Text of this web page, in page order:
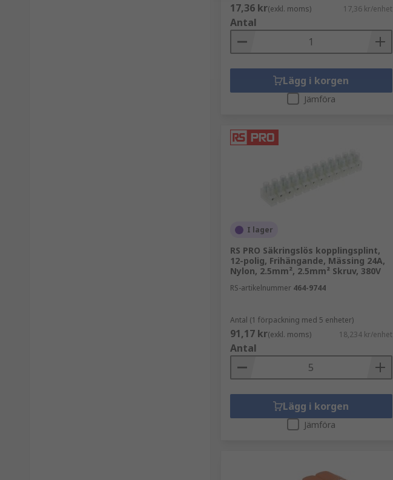
17,36 kr(exkl. moms) 17,36 kr/enhet
Antal
Lägg i korgen
Jämföra
I lager
RS PRO Säkringslös kopplingsplint,
12-polig, Frihängande, Mässing 24A,
Nylon, 2.5mm², 2.5mm² Skruv, 380V
RS-artikelnummer 464-9744
Antal (1 förpackning med 5 enheter)
91,17 kr(exkl. moms) 18,234 kr/enhet
Antal
Lägg i korgen
Jämföra